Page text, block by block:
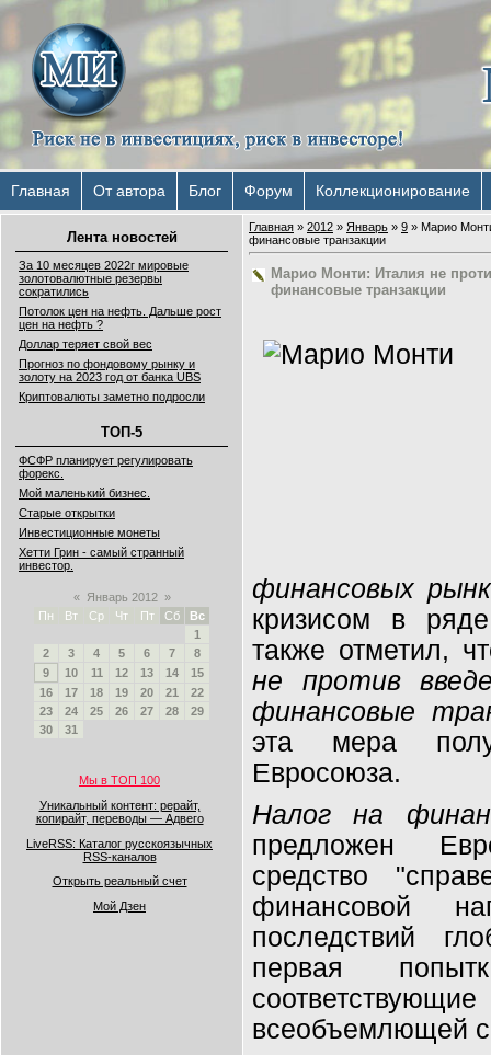
Главная От автора Блог Форум Коллекционирование
Лента новостей
За 10 месяцев 2022г мировые
золотовалютные резервы
сократились
Потолок цен на нефть. Дальше рост
цен на нефть ?
Доллар теряет свой вес
Прогноз по фондовому рынку и
золоту на 2023 год от банка UBS
Криптовалюты заметно подросли
ТОП-5
ФСФР планирует регулировать
форекс.
Мой маленький бизнес.
Старые открытки
Инвестиционные монеты
Хетти Грин - самый странный
инвестор.
« Январь 2012 »
Пн
Вт Ср Чт Пт Сб
Вс
1
2
3 4 5 6 7
8
9
10 11 12 13 14
15
16
17 18 19 20 21
22
23
24 25 26 27 28
29
30
31
Мы в ТОП 100
Уникальный контент: рерайт,
копирайт, переводы — Адвего
LiveRSS: Каталог русскоязычных
RSS-каналов
Открыть реальный счет
Мой Дзен
Главная » 2012 » Январь » 9 » Марио
финансовые транзакции
Марио Монти: Италия не
финансовые транзакции
финансовых
кризисом в
также отметил,
не против
финансовые
эта мера
Евросоюза.
Налог на
предложен
средство
финансовой
последствий
первая
всеобъемлющей